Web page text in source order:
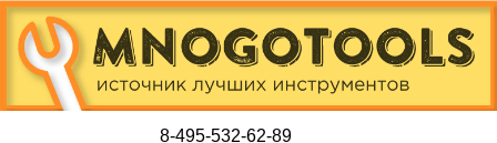
8-495-532-62-89